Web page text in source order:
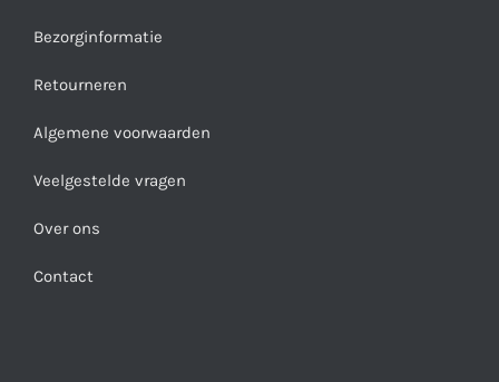
Bezorginformatie
Retourneren
Algemene voorwaarden
Veelgestelde vragen
Over ons
Contact